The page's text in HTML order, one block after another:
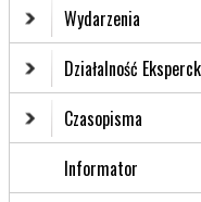
Wydarzenia
Działalność
Czasopisma
Informator